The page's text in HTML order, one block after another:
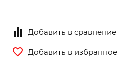
Добавить в сравнение
Добавить в избранное